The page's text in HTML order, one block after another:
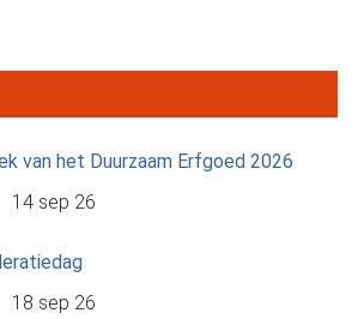
van het Duurzaam Erfgoed 2026
14 sep 26
18 sep 26